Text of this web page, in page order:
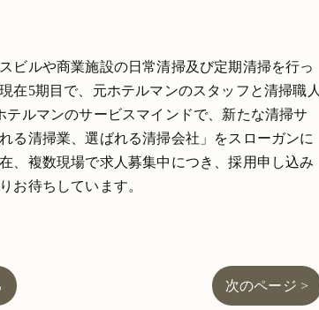
ビルや商業施設の日常清掃及び定期清掃を行っ
在5期目で、元ホテルマンのスタッフと清掃職人
ルマンのサービスマインドで、新たな清掃サ
る清掃業、選ばれる清掃会社」をスローガンに
、複数現場で求人募集中につき、採用申し込み
お待ちしています。
次のページ >